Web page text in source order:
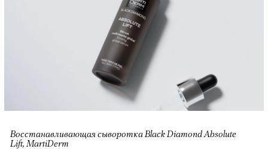
Восстанавливающая сыворотка Black Diamond Absolute
Lift, MartiDerm